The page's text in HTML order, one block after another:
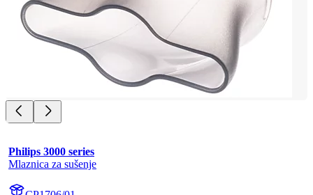
Philips 3000 series
Mlaznica za sušenje